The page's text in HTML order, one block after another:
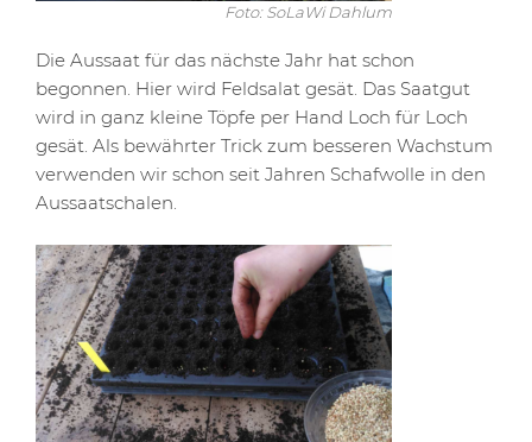
Foto: SoLaWi Dahlum
Die Aussaat für das nächste Jahr hat schon
begonnen. Hier wird Feldsalat gesät. Das Saatgut
wird in ganz kleine Töpfe per Hand Loch für Loch
gesät. Als bewährter Trick zum besseren Wachstum
verwenden wir schon seit Jahren Schafwolle in den
Aussaatschalen.